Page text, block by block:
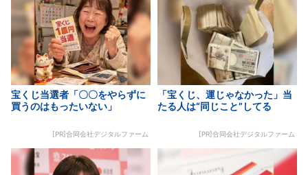
宝くじ当選者「〇〇をやらずに
買うのはもったいない」
[PR]合同会社デジタルファーム
「宝くじ、運じゃなかった」当
たる人は“同じこと”してる
[PR]合同会社デジタルファーム